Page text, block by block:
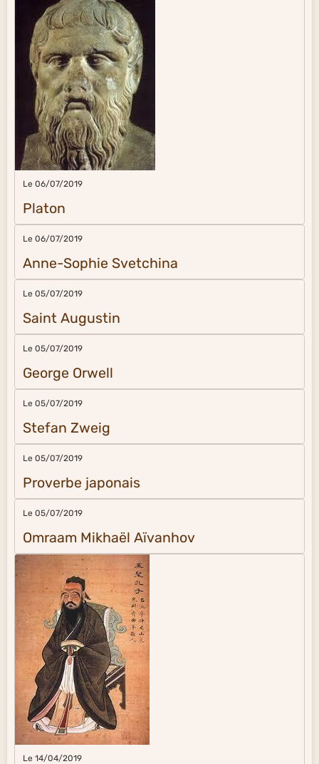
Le 06/07/2019
Platon
Le 06/07/2019
Anne-Sophie Svetchina
Le 05/07/2019
Saint Augustin
Le 05/07/2019
George Orwell
Le 05/07/2019
Stefan Zweig
Le 05/07/2019
Proverbe japonais
Le 05/07/2019
Omraam Mikhaël Aïvanhov
Le 14/04/2019